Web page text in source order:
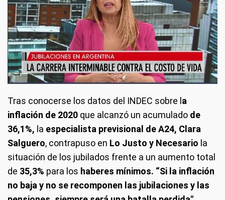
Tras conocerse los datos del INDEC sobre l a
inflación de 2020 que alcanzó un acumulado de
36,1%, la especialista previsional de A24, Clara
Salguero, contrapuso en Lo Justo y Necesario la
situación de los jubilados frente a un aumento total
de 35,3% para los haberes mínimos. “Si la inflación
no baja y no se recomponen las jubilaciones y las